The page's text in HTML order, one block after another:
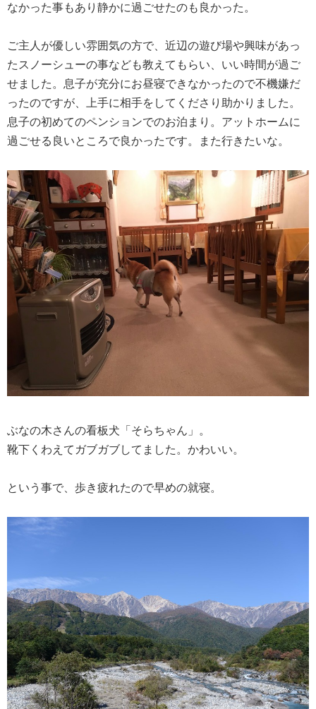
なかった事もあり静かに過ごせたのも良かった。
ご主人が優しい雰囲気の方で、近辺の遊び場や興味があっ
たスノーシューの事なども教えてもらい、いい時間が過ご
せました。息子が充分にお昼寝できなかったので不機嫌だ
ったのですが、上手に相手をしてくださり助かりました。
息子の初めてのペンションでのお泊まり。アットホームに
過ごせる良いところで良かったです。また行きたいな。
ぶなの木さんの看板犬「そらちゃん」。
靴下くわえてガブガブしてました。かわいい。
という事で、歩き疲れたので早めの就寝。